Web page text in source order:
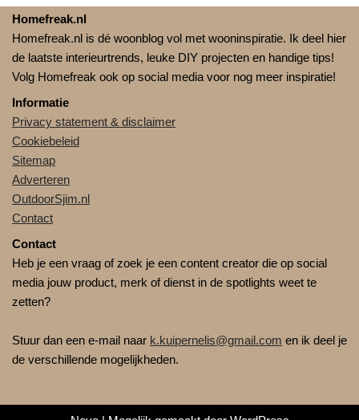
Homefreak.nl
Homefreak.nl is dé woonblog vol met wooninspiratie. Ik deel hier
de laatste interieurtrends, leuke DIY projecten en handige tips!
Volg Homefreak ook op social media voor nog meer inspiratie!
Informatie
Privacy statement & disclaimer
Cookiebeleid
Sitemap
Adverteren
OutdoorSjim.nl
Contact
Contact
Heb je een vraag of zoek je een content creator die op social
media jouw product, merk of dienst in de spotlights weet te
zetten?
Stuur dan een e-mail naar k.kuipernelis@gmail.com en ik deel je
de verschillende mogelijkheden.